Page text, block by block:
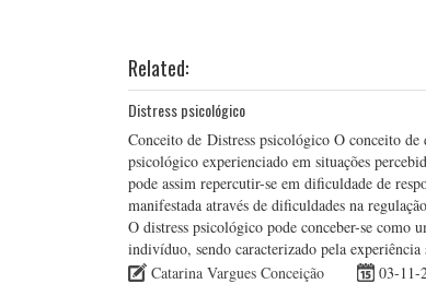
Related:
Distress psicológico
Conceito de Distress psicológico O conceito
psicológico experienciado em situações
pode assim repercutir-se em dificuldade de
manifestada através de dificuldades na
O distress psicológico pode conceber-se como
indivíduo, sendo caracterizado pela
Catarina Vargues Conceição
03-11-